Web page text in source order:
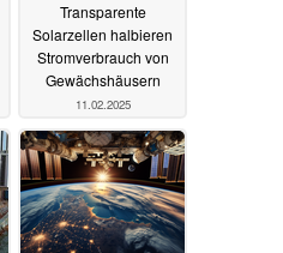
Transparente
Solarzellen halbieren
Stromverbrauch von
Gewächshäusern
11.02.2025